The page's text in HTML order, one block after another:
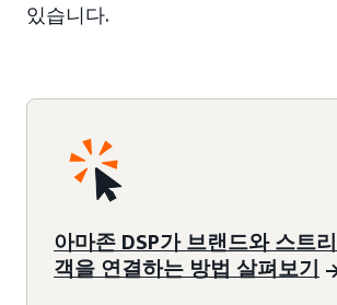
있습니다.
아마존 DSP가 브랜드와 스트
객을 연결하는 방법 살펴보기